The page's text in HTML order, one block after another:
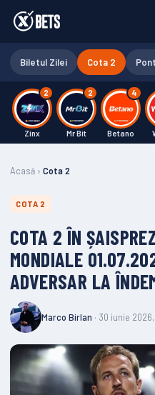
Biletul Zilei Cota 2
2
Zinx
2
Mr Bit
4
Betano
Acasă › Cota 2
COTA 2
COTA 2 ÎN
MONDIALE
ADVERSAR LA
Marco Birlan · 30 iunie